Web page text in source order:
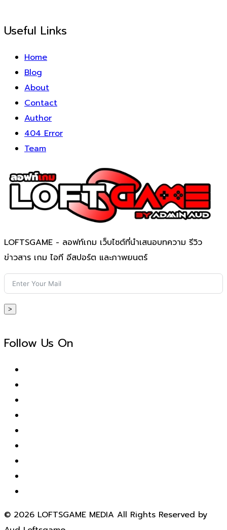
Useful Links
Home
Blog
About
Contact
Author
404 Error
Team
LOFTSGAME - ลอฟท์เกม เว็บไซต์ที่นำเสนอบทความ รีวิว
ข่าวสาร เกม ไอที อีสปอร์ต และภาพยนตร์
>
Follow Us On
© 2026 LOFTSGAME MEDIA All Rights Reserved by